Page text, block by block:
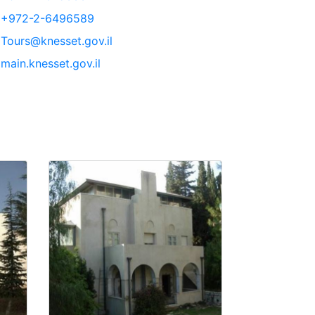
+972-2-6496589
Tours@knesset.gov.il
main.knesset.gov.il